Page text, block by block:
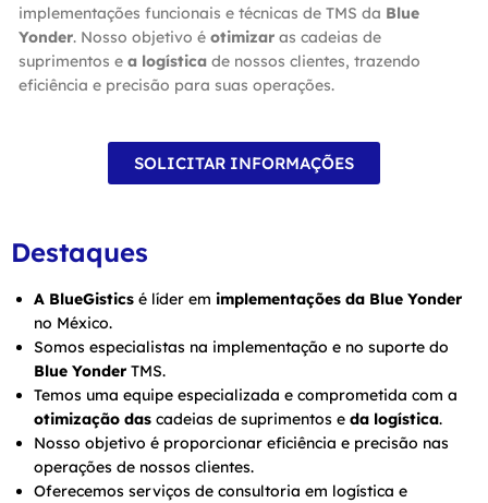
implementações funcionais e técnicas de TMS da Blue
Yonder. Nosso objetivo é otimizar as cadeias de
suprimentos e a logística de nossos clientes, trazendo
eficiência e precisão para suas operações.
SOLICITAR INFORMAÇÕES
Destaques
A BlueGistics é líder em implementações da Blue Yonder
no México.
Somos especialistas na implementação e no suporte do
Blue Yonder TMS.
Temos uma equipe especializada e comprometida com a
otimização das cadeias de suprimentos e da logística.
Nosso objetivo é proporcionar eficiência e precisão nas
operações de nossos clientes.
Oferecemos serviços de consultoria em logística e